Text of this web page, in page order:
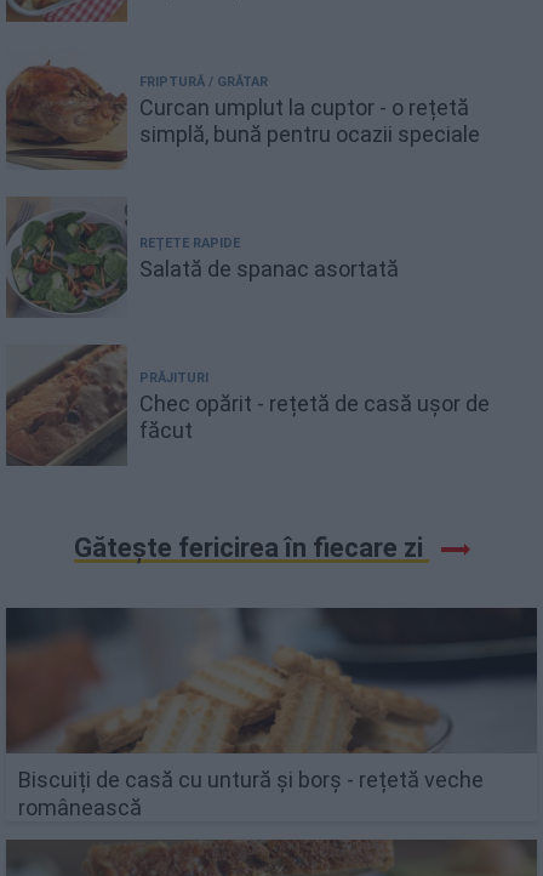
FRIPTURĂ / GRĂTAR
Curcan umplut la cuptor - o rețetă
simplă, bună pentru ocazii speciale
REȚETE RAPIDE
Salată de spanac asortată
PRĂJITURI
Chec opărit - rețetă de casă ușor de
făcut
Gătește fericirea în fiecare zi
Biscuiți de casă cu untură și borș - rețetă veche
românească